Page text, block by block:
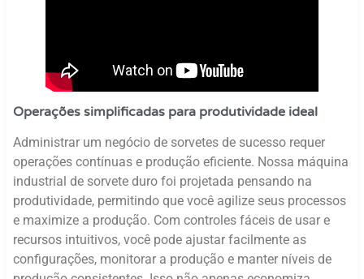
Operações simplificadas para produtividade ideal
Administrar um negócio de sorvetes de sucesso requer
operações contínuas e produção eficiente. Nossa máquina
industrial de sorvete duro foi projetada pensando na
produtividade, permitindo que você agilize seus processos
e maximize a produção. Com controles fáceis de usar e
recursos intuitivos, você pode ajustar facilmente as
configurações, monitorar a produção e manter níveis de